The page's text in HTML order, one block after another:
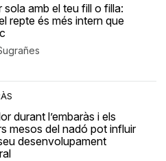
sola amb el teu fill o filla:
repte és més intern que
durant l’embaràs i els
mesos del nadó pot influir
desenvolupament